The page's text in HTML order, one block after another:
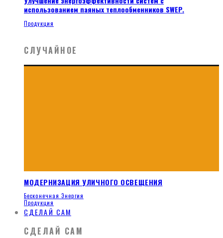
использованием паяных теплообменников SWEP.
Продукция
СЛУЧАЙНОЕ
МОДЕРНИЗАЦИЯ УЛИЧНОГО ОСВЕЩЕНИЯ
Бесконечная Энергия
Продукция
СДЕЛАЙ САМ
СДЕЛАЙ САМ